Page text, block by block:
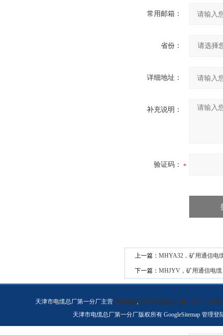
常用邮箱：
省份：
详细地址：
补充说明：
验证码：
上一篇： MHYA32，矿用通信电
下一篇： MHJYV，矿用通信电
天津市电缆总厂第一分厂主营天联电缆,天津市电缆总厂第一分厂天联电
天津市电缆总厂第一分厂版权所有 GoogleSitemap 管理登